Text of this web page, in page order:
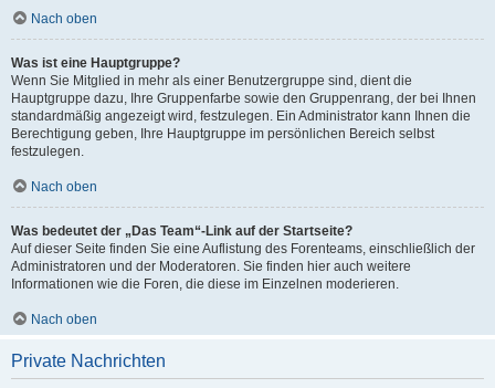
Nach oben
Was ist eine Hauptgruppe?
Wenn Sie Mitglied in mehr als einer Benutzergruppe sind, dient die
Hauptgruppe dazu, Ihre Gruppenfarbe sowie den Gruppenrang, der bei Ihnen
standardmäßig angezeigt wird, festzulegen. Ein Administrator kann Ihnen die
Berechtigung geben, Ihre Hauptgruppe im persönlichen Bereich selbst
festzulegen.
Nach oben
Was bedeutet der „Das Team“-Link auf der Startseite?
Auf dieser Seite finden Sie eine Auflistung des Forenteams, einschließlich der
Administratoren und der Moderatoren. Sie finden hier auch weitere
Informationen wie die Foren, die diese im Einzelnen moderieren.
Nach oben
Private Nachrichten